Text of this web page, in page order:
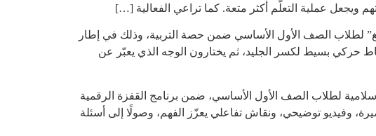
ويجعل عملية التعلّم أكثر متعة. كما تراعي الفعالية […]
لطلاب الصف الأول الأساسي ضمن حصة التربية، وذلك في إطار
حركي بسيط لكسر الجليد، ثم يختارون الوجه الذي يعبّر عن
لطلاب الصف الأول الأساسي، ضمن برنامج القفزة الرقمية
وفيديو توضيحي، ونقاش تفاعلي يعزّز الفهم، وصولًا إلى أسئلة